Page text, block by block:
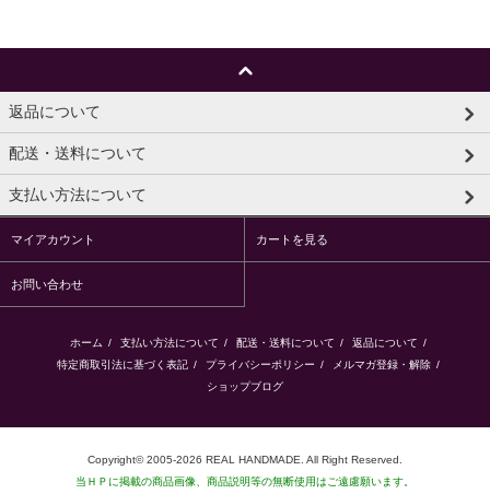
返品について
配送・送料について
支払い方法について
マイアカウント カートを見る
お問い合わせ
ホーム / 支払い方法について / 配送・送料について / 返品について /
特定商取引法に基づく表記 / プライバシーポリシー / メルマガ登録・解除 /
ショップブログ
Copyright© 2005-2026 REAL HANDMADE. All Right Reserved.
当ＨＰに掲載の商品画像、商品説明等の無断使用はご遠慮願います。